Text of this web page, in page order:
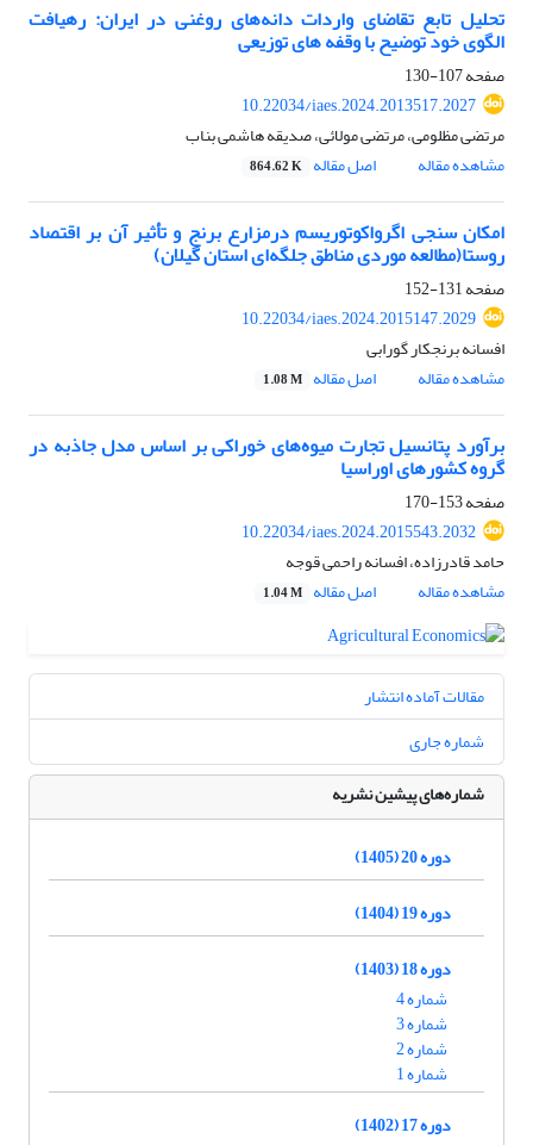
تحلیل تابع تقاضای واردات دانه‌های روغنی در ایران: رهیافت
الگوی خود توضیح با وقفه های توزیعی
صفحه107-130
10.22034/iaes.2024.2013517.2027
مرتضی مظلومی، مرتضی مولائی، صدیقه هاشمی بناب
مشاهده مقاله
اصل مقاله 864.62 K
امکان سنجی اگرواکوتوریسم درمزارع برنج و تأثیر آن بر اقتصاد
روستا(مطالعه موردی مناطق جلگه‌ای استان گیلان)
صفحه131-152
10.22034/iaes.2024.2015147.2029
افسانه برنجکار گورابی
مشاهده مقاله
اصل مقاله 1.08 M
برآورد پتانسیل تجارت میوه‌های خوراکی بر اساس مدل جاذبه در
گروه کشورهای اوراسیا
صفحه153-170
10.22034/iaes.2024.2015543.2032
حامد قادرزاده، افسانه راحمی قوجه
مشاهده مقاله
اصل مقاله 1.04 M
مقالات آماده انتشار
شماره جاری
شماره‌های پیشین نشریه
دوره 20 (1405)
دوره 19 (1404)
دوره 18 (1403)
شماره 4
شماره 3
شماره 2
شماره 1
دوره 17 (1402)